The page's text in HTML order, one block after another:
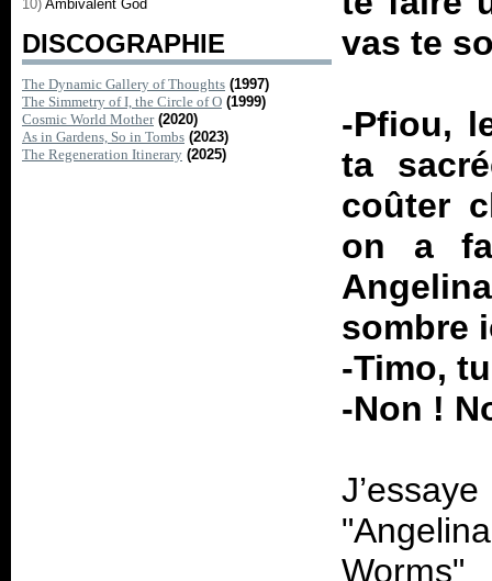
10) Ambivalent God
DISCOGRAPHIE
The Dynamic Gallery of Thoughts (1997)
The Simmetry of I, the Circle of O (1999)
Cosmic World Mother (2020)
As in Gardens, So in Tombs (2023)
The Regeneration Itinerary (2025)
vas te
-Pfiou,
ta
coûter
on a
sombre
-Timo,
-Non !